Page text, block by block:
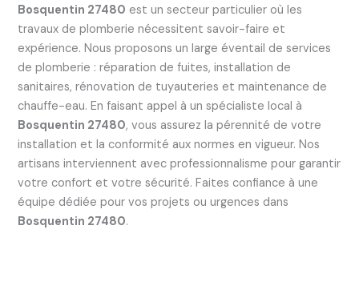
Bosquentin 27480 est un secteur particulier où les
travaux de plomberie nécessitent savoir-faire et
expérience. Nous proposons un large éventail de services
de plomberie : réparation de fuites, installation de
sanitaires, rénovation de tuyauteries et maintenance de
chauffe-eau. En faisant appel à un spécialiste local à
Bosquentin 27480, vous assurez la pérennité de votre
installation et la conformité aux normes en vigueur. Nos
artisans interviennent avec professionnalisme pour garantir
votre confort et votre sécurité. Faites confiance à une
équipe dédiée pour vos projets ou urgences dans
Bosquentin 27480.